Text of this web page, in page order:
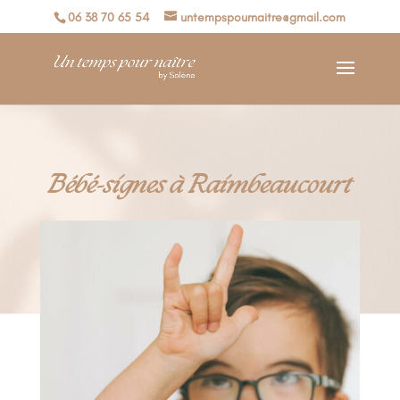
06 38 70 65 54 untempspournaitre@gmail.com
Bébé-signes à Raimbeaucourt